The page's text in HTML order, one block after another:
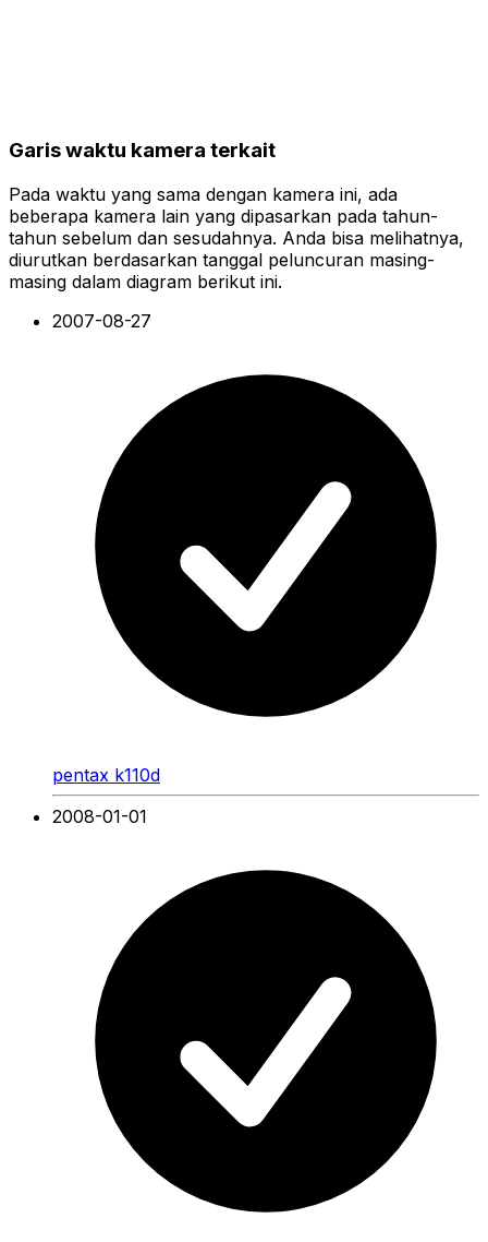
Garis waktu kamera terkait
Pada waktu yang sama dengan kamera ini, ada
beberapa kamera lain yang dipasarkan pada tahun-
tahun sebelum dan sesudahnya. Anda bisa melihatnya,
diurutkan berdasarkan tanggal peluncuran masing-
masing dalam diagram berikut ini.
2007-08-27
pentax k110d
2008-01-01